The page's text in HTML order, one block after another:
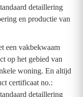
detaillering
en productie van
een vakbekwaam
op het gebied van
woning. En altijd
certificaat no.:
detaillering